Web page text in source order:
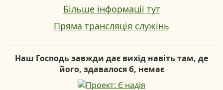
Більше інформації тут
Пряма трансляція служінь
Наш Господь завжди дає вихід навіть там, де
його, здавалося б, немає